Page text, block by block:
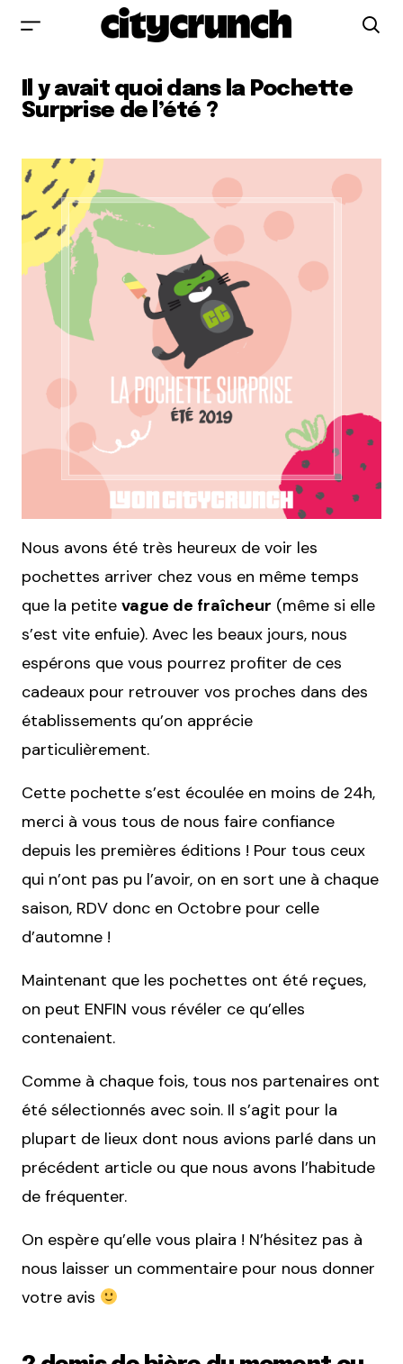
Il y avait quoi dans la Pochette
Surprise de l’été ?
Nous avons été très heureux de voir les
pochettes arriver chez vous en même temps
que la petite vague de fraîcheur (même si elle
s’est vite enfuie). Avec les beaux jours, nous
espérons que vous pourrez profiter de ces
cadeaux pour retrouver vos proches dans des
établissements qu’on apprécie
particulièrement.
Cette pochette s’est écoulée en moins de 24h,
merci à vous tous de nous faire confiance
depuis les premières éditions ! Pour tous ceux
qui n’ont pas pu l’avoir, on en sort une à chaque
saison, RDV donc en Octobre pour celle
d’automne !
Maintenant que les pochettes ont été reçues,
on peut ENFIN vous révéler ce qu’elles
contenaient.
Comme à chaque fois, tous nos partenaires ont
été sélectionnés avec soin. Il s’agit pour la
plupart de lieux dont nous avions parlé dans un
précédent article ou que nous avons l’habitude
de fréquenter.
On espère qu’elle vous plaira ! N’hésitez pas à
nous laisser un commentaire pour nous donner
votre avis